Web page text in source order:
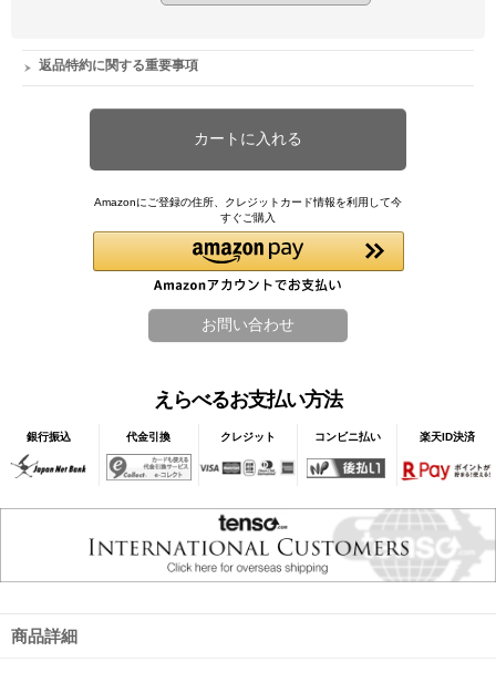
返品特約に関する重要事項
Amazonにご登録の住所、クレジットカード情報を利用して今
すぐご購入
えらべるお支払い方法
銀行振込 代金引換 クレジット コンビニ払い 楽天ID決済
商品詳細